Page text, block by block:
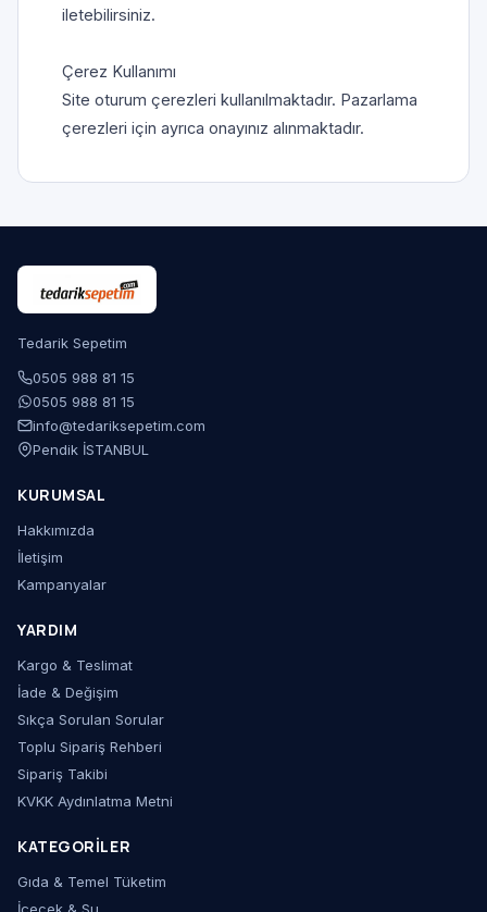
iletebilirsiniz.
Çerez Kullanımı
Site oturum çerezleri kullanılmaktadır. Pazarlama
çerezleri için ayrıca onayınız alınmaktadır.
Tedarik Sepetim
0505 988 81 15
0505 988 81 15
info@tedariksepetim.com
Pendik İSTANBUL
KURUMSAL
Hakkımızda
İletişim
Kampanyalar
YARDIM
Kargo & Teslimat
İade & Değişim
Sıkça Sorulan Sorular
Toplu Sipariş Rehberi
Sipariş Takibi
KVKK Aydınlatma Metni
KATEGORILER
Gıda & Temel Tüketim